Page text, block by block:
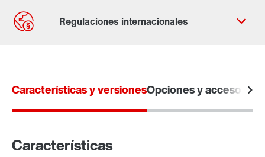
Características y versionesOpciones y accesorios
Características